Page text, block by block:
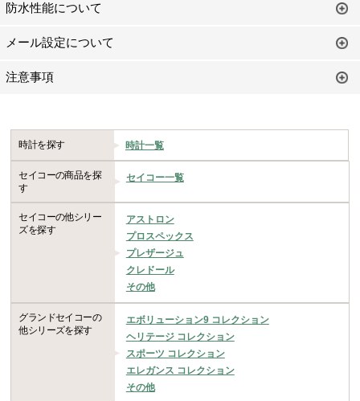
防水性能について
メール設定について
注意事項
時計を探す 時計一覧
セイコーの商品を探
す
セイコー一覧
セイコーの他シリー
ズを探す
アストロン
プロスペックス
プレザージュ
クレドール
その他
グランドセイコーの
他シリーズを探す
エボリューション9 コレクション
ヘリテージ コレクション
スポーツ コレクション
エレガンス コレクション
その他